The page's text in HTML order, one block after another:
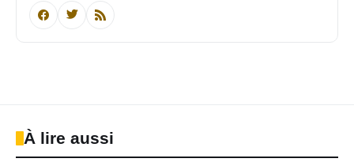
À lire aussi